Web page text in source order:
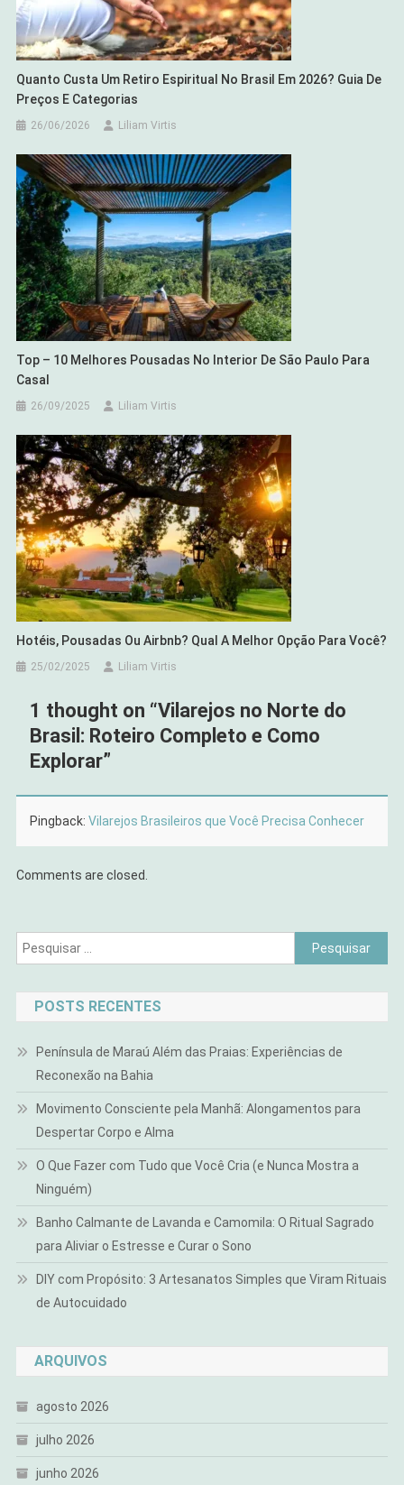
Quanto Custa Um Retiro Espiritual No Brasil Em 2026? Guia De
Preços E Categorias
26/06/2026 Liliam Virtis
Top – 10 Melhores Pousadas No Interior De São Paulo Para
Casal
26/09/2025 Liliam Virtis
Hotéis, Pousadas Ou Airbnb? Qual A Melhor Opção Para Você?
25/02/2025 Liliam Virtis
1 thought on “Vilarejos no Norte do
Brasil: Roteiro Completo e Como
Explorar”
Pingback: Vilarejos Brasileiros que Você Precisa Conhecer
Comments are closed.
Pesquisar
por:
POSTS RECENTES
Península de Maraú Além das Praias: Experiências de
Reconexão na Bahia
Movimento Consciente pela Manhã: Alongamentos para
Despertar Corpo e Alma
O Que Fazer com Tudo que Você Cria (e Nunca Mostra a
Ninguém)
Banho Calmante de Lavanda e Camomila: O Ritual Sagrado
para Aliviar o Estresse e Curar o Sono
DIY com Propósito: 3 Artesanatos Simples que Viram Rituais
de Autocuidado
ARQUIVOS
agosto 2026
julho 2026
junho 2026